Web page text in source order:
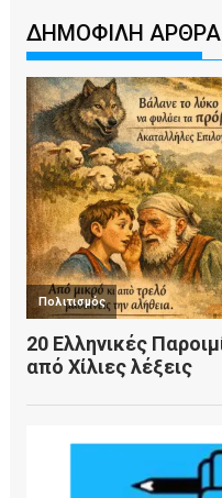
ΔΗΜΟΦΙΛΗ ΑΡΘΡΑ